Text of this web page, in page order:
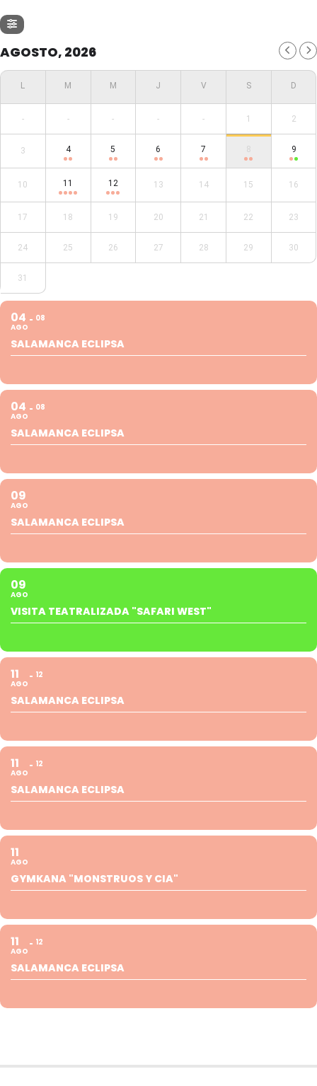
AGOSTO, 2026
- - - - - 1 2
3 4 5 6 7 8 9
10 11 12 13 14 15 16
17 18 19 20 21 22 23
24 25 26 27 28 29 30
31
04
AGO
08
SALAMANCA ECLIPSA
04
AGO
08
SALAMANCA ECLIPSA
09
AGO
SALAMANCA ECLIPSA
09
AGO
VISITA TEATRALIZADA "SAFARI WEST"
11
AGO
12
SALAMANCA ECLIPSA
11
AGO
12
SALAMANCA ECLIPSA
11
AGO
GYMKANA "MONSTRUOS Y CIA"
11
AGO
12
SALAMANCA ECLIPSA